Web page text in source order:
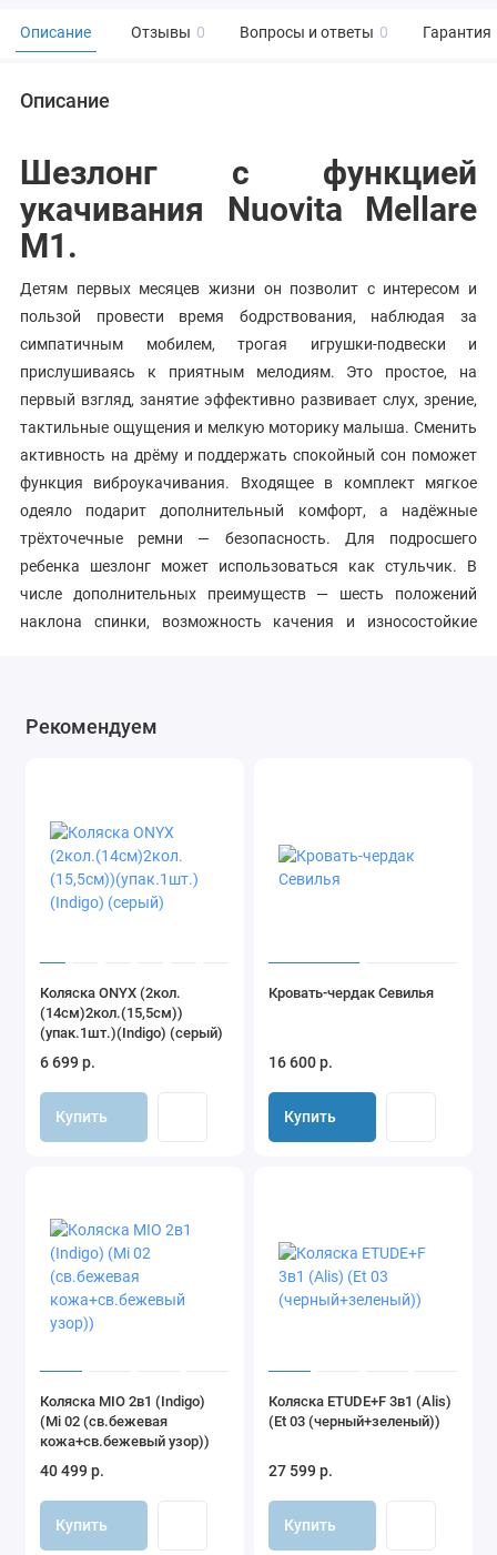
Описание Отзывы 0 Вопросы и ответы 0 Гарантия
Описание
Шезлонг с функцией
укачивания Nuovita Mellare
M1.
Детям первых месяцев жизни он позволит с интересом и
пользой провести время бодрствования, наблюдая за
симпатичным мобилем, трогая игрушки-подвески и
прислушиваясь к приятным мелодиям. Это простое, на
первый взгляд, занятие эффективно развивает слух, зрение,
тактильные ощущения и мелкую моторику малыша. Сменить
активность на дрёму и поддержать спокойный сон поможет
функция виброукачивания. Входящее в комплект мягкое
одеяло подарит дополнительный комфорт, а надёжные
трёхточечные ремни — безопасность. Для подросшего
ребенка шезлонг может использоваться как стульчик. В
числе дополнительных преимуществ — шесть положений
наклона спинки, возможность качения и износостойкие
• Режим качения: да (механический)
мес (18 кг)
• Одеяло в комплекте: да (60 х 60 см)
• Ремни безопасности: 3-точечные
• Игрушки: регулируемый мобиль с 3 игрушками
• Вес: 3,1 кг
• Размеры: 74 х 47 х 63 см
• Вес упаковки: 3,9 кг
• Размеры упаковки: 42 х 11 х 7 см
Рекомендуем
Коляска ONYX (2кол.
(14см)2кол.(15,5см))
(упак.1шт.)(Indigo) (серый)
6 699 р.
Купить
Кровать-чердак Севилья
16 600 р.
Купить
Коляска MIO 2в1 (Indigo)
(Mi 02 (св.бежевая
кожа+св.бежевый узор))
40 499 р.
Купить
Коляска ETUDE+F 3в1 (Alis)
(Et 03 (черный+зеленый))
27 599 р.
Купить